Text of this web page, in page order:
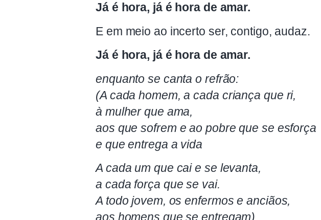
Já é hora, já é hora de amar.
E em meio ao incerto ser, contigo, audaz.
Já é hora, já é hora de amar.
enquanto se canta o refrão:
(A cada homem, a cada criança que ri,
à mulher que ama,
aos que sofrem e ao pobre que se esforça
e que entrega a vida
A cada um que cai e se levanta,
a cada força que se vai.
A todo jovem, os enfermos e anciãos,
aos homens que se entregam)